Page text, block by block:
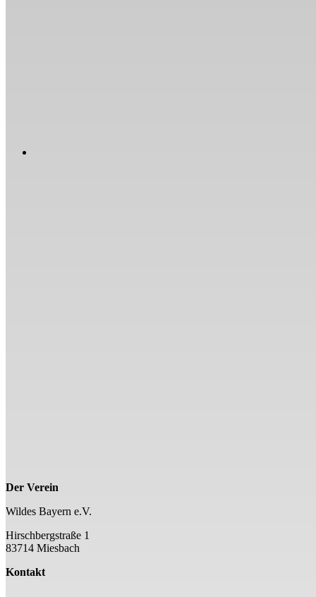
Der Verein
Wildes Bayern e.V.
Hirschbergstraße 1
83714 Miesbach
Kontakt